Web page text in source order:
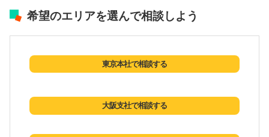
希望のエリアを選んで相談しよう
東京本社で相談する
大阪支社で相談する